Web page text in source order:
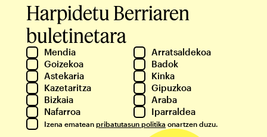
Harpidetu Berriaren
buletinetara
Mendia
Arratsaldekoa
Goizekoa
Badok
Astekaria
Kinka
Kazetaritza
Gipuzkoa
Bizkaia
Araba
Nafarroa
Iparraldea
Izena ematean pribatutasun politika onartzen duzu.